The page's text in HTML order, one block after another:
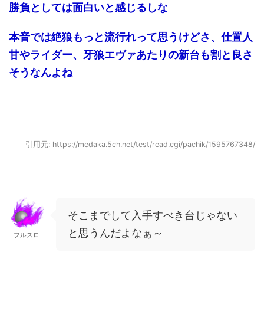
勝負としては面白いと感じるしな
本音では絶狼もっと流行れって思うけどさ、仕置人
甘やライダー、牙狼エヴァあたりの新台も割と良さ
そうなんよね
引用元: https://medaka.5ch.net/test/read.cgi/pachik/1595767348/
フルスロ
そこまでして入手すべき台じゃない
と思うんだよなぁ～